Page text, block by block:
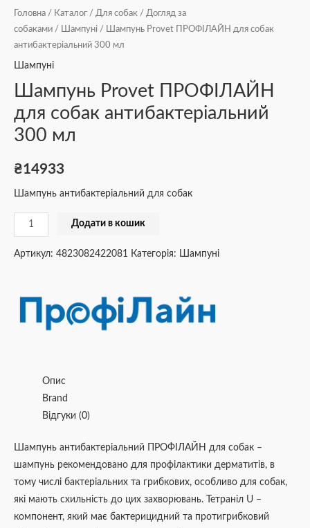
Головна / Каталог / Для собак / Догляд за
собаками / Шампуні / Шампунь Provet ПРОФІЛАЙН для собак
антибактеріальний 300 мл
Шампуні
Шампунь Provet ПРОФІЛАЙН
для собак антибактеріальний
300 мл
₴14933
Шампунь антибактеріальний для собак
Додати в кошик
Артикул: 4823082422081 Категорія: Шампуні
Опис
Brand
Відгуки (0)
Шампунь антибактеріальний ПРОФІЛАЙН для собак –
шампунь рекомендовано для профілактики дерматитів, в
тому числі бактеріальних та грибкових, особливо для собак,
які мають схильність до цих захворювань. Тетраніл U –
компонент, який має бактерицидний та протигрибковий